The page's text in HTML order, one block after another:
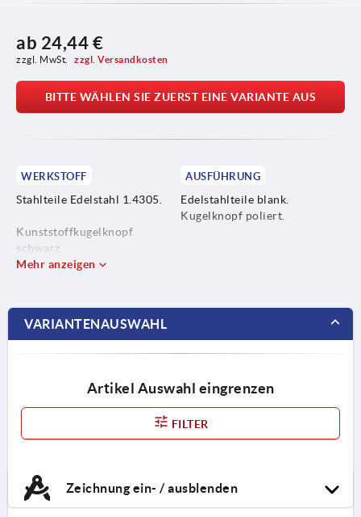
ab 24,44 €
zzgl. MwSt. zzgl. Versandkosten
BITTE WÄHLEN SIE ZUERST EINE VARIANTE AUS
WERKSTOFF
Stahlteile Edelstahl 1.4305.
Kunststoffkugelknopf
schwarz.
AUSFÜHRUNG
Edelstahlteile blank.
Kugelknopf poliert.
Mehr anzeigen
VARIANTENAUSWAHL
Artikel Auswahl eingrenzen
FILTER
Zeichnung ein- / ausblenden